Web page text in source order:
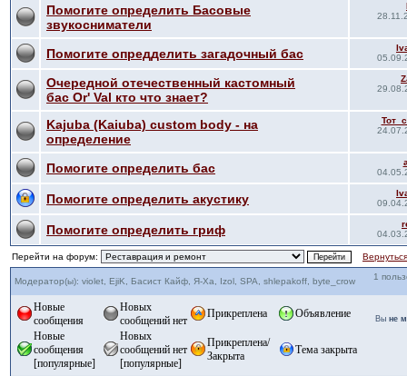
Помогите определить Басовые
звукосниматели
Помогите опредделить загадочный бас
Очередной отечественный кастомный
бас Or' Val кто что знает?
Kajuba (Kaiuba) custom body - на
определение
Помогите определить бас
Помогите определить акустику
Помогите определить гриф
Перейти на форум:
Модератор(ы): violet, EjiK, Басист Кайф, Я-Ха, Izol, SPA, shlepakoff, byte_crow 1
Новые
сообщения
Новых
сообщений нет
Прикреплена
Объявление
Новые
сообщения
[популярные]
Новых
сообщений нет
[популярные]
Прикреплена/
Закрыта
Тема закрыта
Вы не